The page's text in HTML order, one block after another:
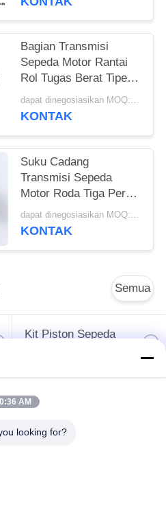
Bagian Transmisi
Sepeda Motor Rantai
Rol Tugas Berat Tipe
428 / 428H / 420 /
520H
dapat dinegosiasikan MOQ:300 ~ 500 pcs
KONTAK
Suku Cadang
Transmisi Sepeda
Motor Roda Tiga Perak
Camshaft TVS KING /
TVS160 3W
dapat dinegosiasikan MOQ:300 ~ 500 pcs
KONTAK
Semua
Kit Piston Sepeda
Sepeda Motor
AM
looking for?